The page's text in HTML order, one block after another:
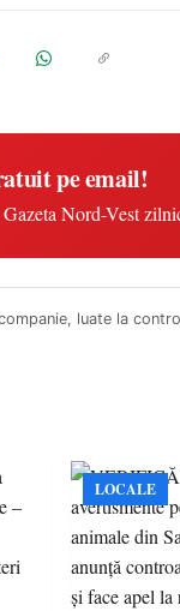
pe email!
Nord-Vest
luate la
LOCALE